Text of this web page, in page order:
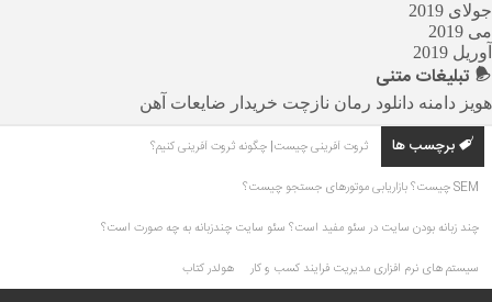
جولای 2019
می 2019
آوریل 2019
تبلیغاتمتنی
هویز دامنه دانلود رمان نازچت خریدار ضایعات آهن
برچسب ها ثروت آفرینی چیست| چگونه ثروت آفرینی کنیم؟
SEM چیست؟ بازاریابی موتورهای جستجو چیست؟
چند زبانه بودن سایت در سئو مفید است؟ سئو سایت چندزبانه به چه صورت است؟
سیستم های نرم افزاری مدیریت فرایند کسب و کار هولدر کتاب